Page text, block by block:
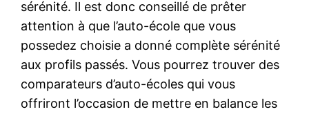
sérénité. Il est donc conseillé de prêter
attention à que l’auto-école que vous
possedez choisie a donné complète sérénité
aux profils passés. Vous pourrez trouver des
comparateurs d’auto-écoles qui vous
offriront l’occasion de mettre en balance les